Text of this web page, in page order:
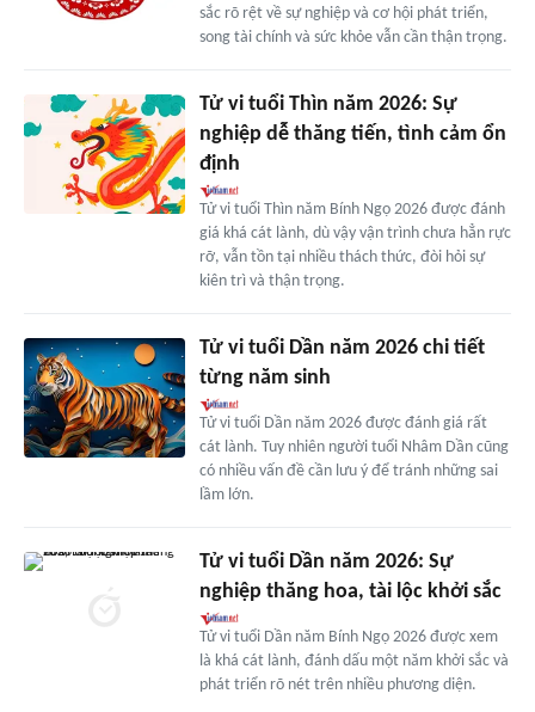
sắc rõ rệt về sự nghiệp và cơ hội phát triển,
song tài chính và sức khỏe vẫn cần thận trọng.
Tử vi tuổi Thìn năm 2026: Sự
nghiệp dễ thăng tiến, tình cảm ổn
định
Tử vi tuổi Thìn năm Bính Ngọ 2026 được đánh
giá khá cát lành, dù vậy vận trình chưa hẳn rực
rỡ, vẫn tồn tại nhiều thách thức, đòi hỏi sự
kiên trì và thận trọng.
Tử vi tuổi Dần năm 2026 chi tiết
từng năm sinh
Tử vi tuổi Dần năm 2026 được đánh giá rất
cát lành. Tuy nhiên người tuổi Nhâm Dần cũng
có nhiều vấn đề cần lưu ý để tránh những sai
lầm lớn.
Tử vi tuổi Dần năm 2026: Sự
nghiệp thăng hoa, tài lộc khởi sắc
Tử vi tuổi Dần năm Bính Ngọ 2026 được xem
là khá cát lành, đánh dấu một năm khởi sắc và
phát triển rõ nét trên nhiều phương diện.